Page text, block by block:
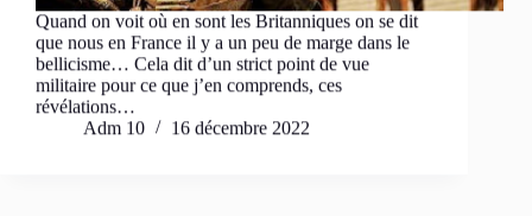
Quand on voit où en sont les Britanniques on se dit
que nous en France il y a un peu de marge dans le
bellicisme… Cela dit d’un strict point de vue
militaire pour ce que j’en comprends, ces
révélations…
Adm 10
16 décembre 2022